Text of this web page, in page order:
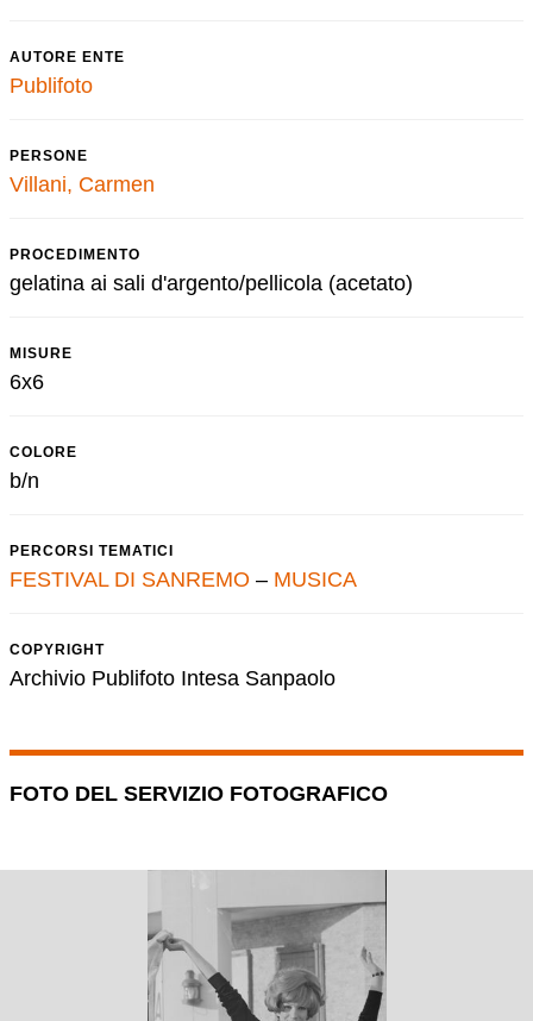
AUTORE ENTE
Publifoto
PERSONE
Villani, Carmen
PROCEDIMENTO
gelatina ai sali d'argento/pellicola (acetato)
MISURE
6x6
COLORE
b/n
PERCORSI TEMATICI
FESTIVAL DI SANREMO – MUSICA
COPYRIGHT
Archivio Publifoto Intesa Sanpaolo
FOTO DEL SERVIZIO FOTOGRAFICO